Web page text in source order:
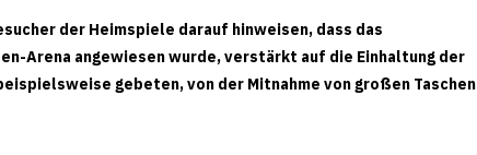
der Heimspiele darauf hinweisen, dass das
Arena angewiesen wurde, verstärkt auf die Einhaltung der
gebeten, von der Mitnahme von großen Taschen